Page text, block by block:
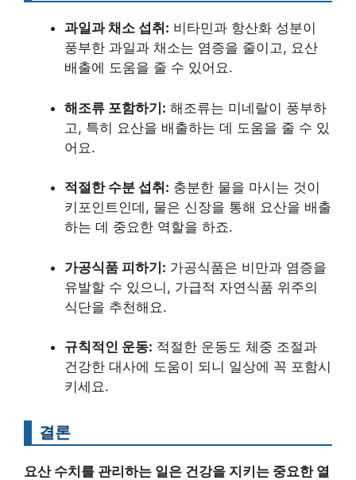
과일과 채소 섭취: 비타민과 항산화 성분이
풍부한 과일과 채소는 염증을 줄이고, 요산
배출에 도움을 줄 수 있어요.
해조류 포함하기: 해조류는 미네랄이 풍부하
고, 특히 요산을 배출하는 데 도움을 줄 수 있
어요.
적절한 수분 섭취: 충분한 물을 마시는 것이
키포인트인데, 물은 신장을 통해 요산을 배출
하는 데 중요한 역할을 하죠.
가공식품 피하기: 가공식품은 비만과 염증을
유발할 수 있으니, 가급적 자연식품 위주의
식단을 추천해요.
규칙적인 운동: 적절한 운동도 체중 조절과
건강한 대사에 도움이 되니 일상에 꼭 포함시
키세요.
결론
요산 수치를 관리하는 일은 건강을 지키는 중요한 열